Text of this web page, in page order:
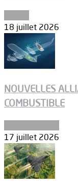
18 juillet 2026
NOUVELLES
COMBUSTIBLE
17 juillet 2026